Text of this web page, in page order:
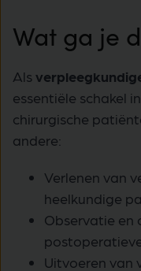
Wat ga je
Als
essentiële schakel
chirurgische
andere:
Verlenen van
heelkundige
Observatie en
Uitvoeren van